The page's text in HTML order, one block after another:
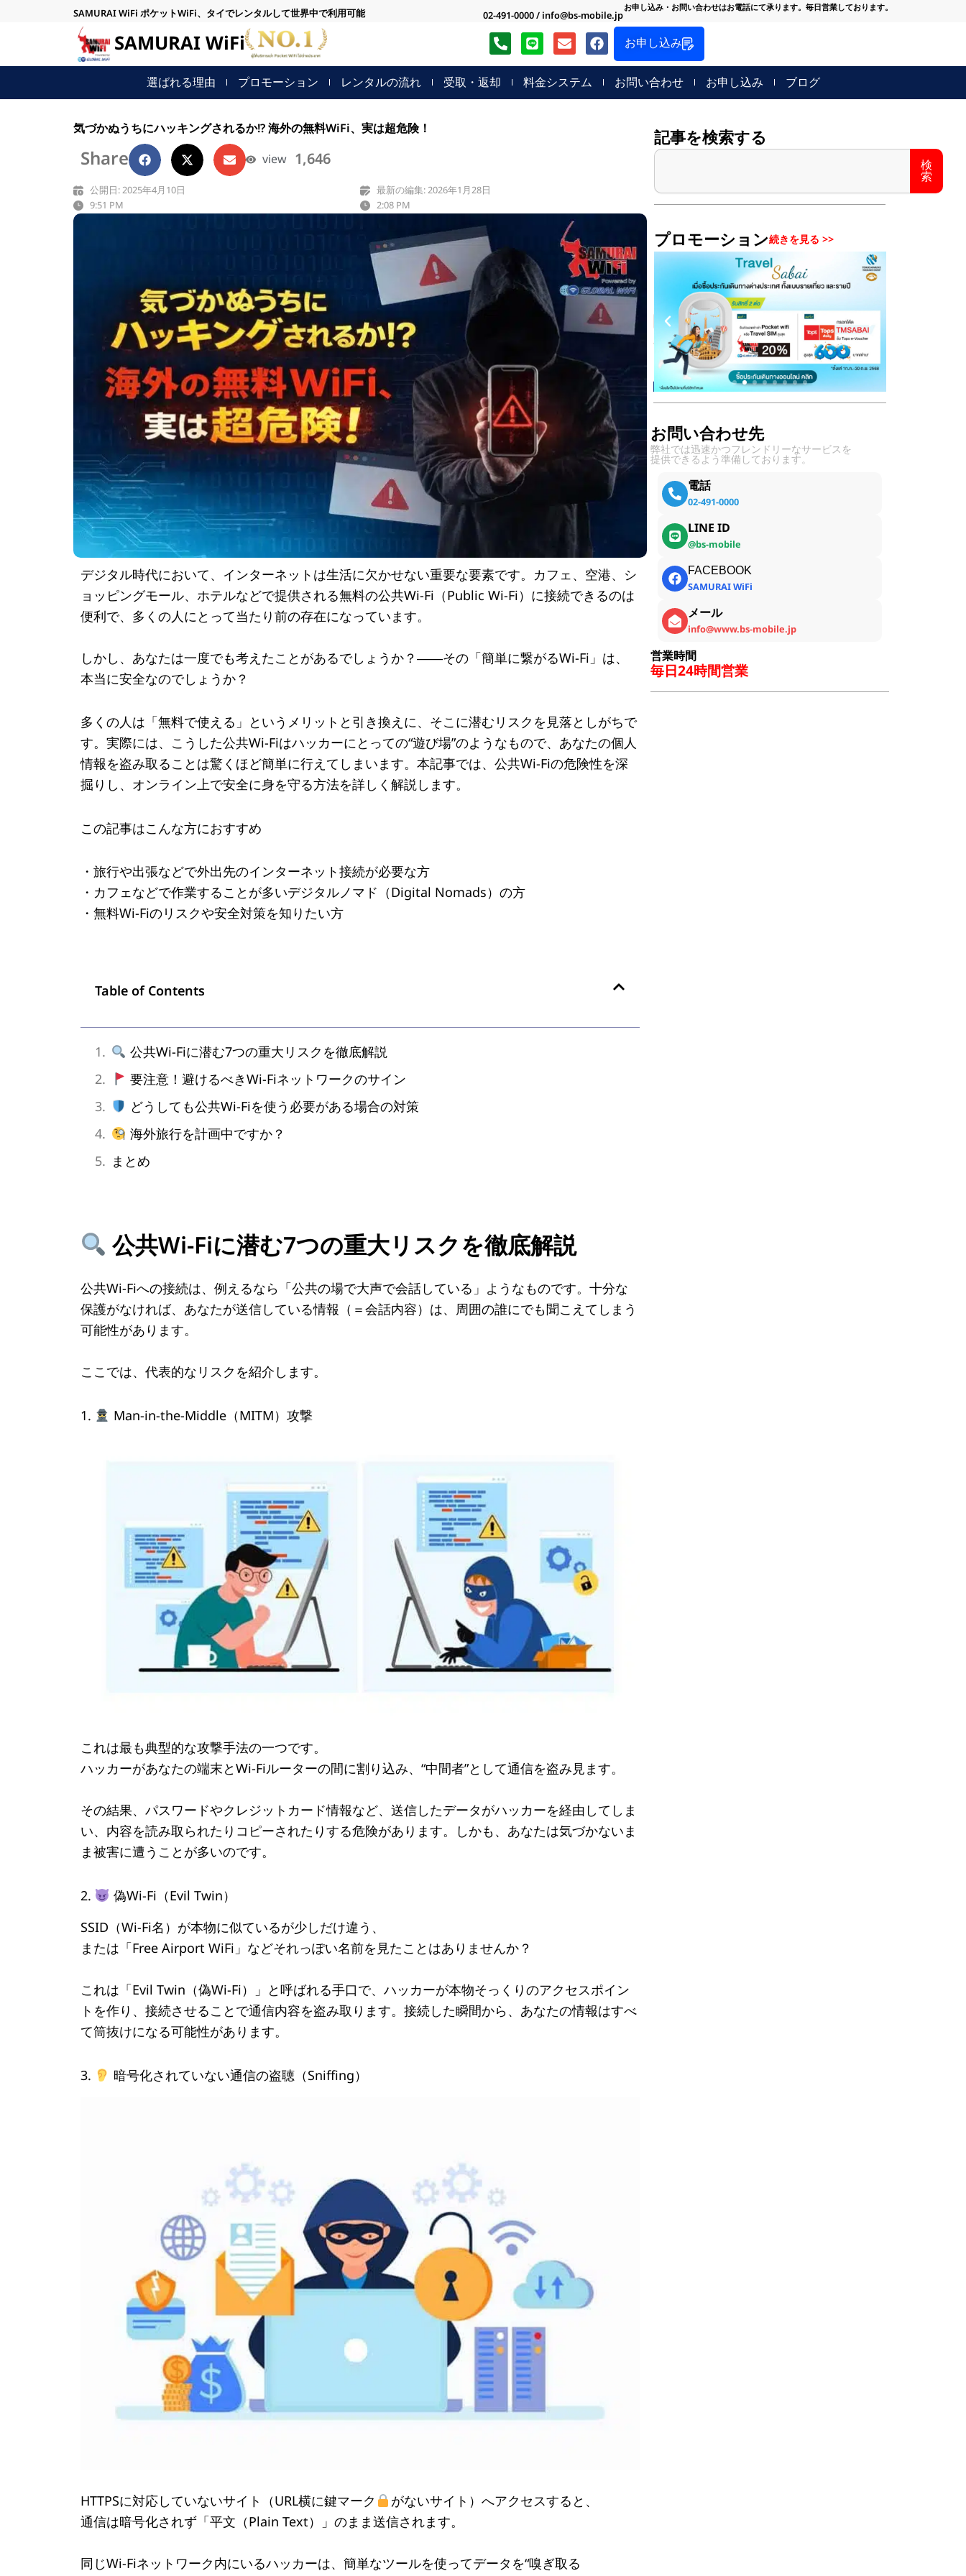
ス
ッ
SAMURAI WiFi ポケットWiFi、タイでレンタルして世界中で利用可能 お申し込み・お問い合わせはお電話にて承ります。毎日営業しております。
02-491-0000 / info@bs-mobile.jp
SAMURAI WiFi P
h
o
n
e
L
i
n
e
E
n
v
e
l
F
a
c
e
お申し込み
選ばれる理由 プロモーション レンタルの流れ 受取・返却 料金システム お問い合わせ お申し込み ブログ
気づかぬうちにハッキングされるか!? 海外の無料WiFi、実は超危険！
Share view 1,646
公開日: 2025年4月10日
9:51 PM
最新の編集: 2026年1月28日
2:08 PM
デジタル時代において、インターネットは生活に欠かせない重要な要素です。カフェ、空港、シ
ョッピングモール、ホテルなどで提供される無料の公共Wi-Fi（Public Wi-Fi）に接続できるのは
便利で、多くの人にとって当たり前の存在になっています。
しかし、あなたは一度でも考えたことがあるでしょうか？――その「簡単に繋がるWi-Fi」は、
本当に安全なのでしょうか？
多くの人は「無料で使える」というメリットと引き換えに、そこに潜むリスクを見落としがちで
す。実際には、こうした公共Wi-Fiはハッカーにとっての“遊び場”のようなもので、あなたの個人
情報を盗み取ることは驚くほど簡単に行えてしまいます。本記事では、公共Wi-Fiの危険性を深
掘りし、オンライン上で安全に身を守る方法を詳しく解説します。
この記事はこんな方におすすめ
・旅行や出張などで外出先のインターネット接続が必要な方
・カフェなどで作業することが多いデジタルノマド（Digital Nomads）の方
・無料Wi-Fiのリスクや安全対策を知りたい方
Table of Contents
公共Wi-Fiに潜む7つの重大リスクを徹底解説
要注意！避けるべきWi-Fiネットワークのサイン
どうしても公共Wi-Fiを使う必要がある場合の対策
海外旅行を計画中ですか？
まとめ
公共Wi-Fiに潜む7つの重大リスクを徹底解説
公共Wi-Fiへの接続は、例えるなら「公共の場で大声で会話している」ようなものです。十分な
保護がなければ、あなたが送信している情報（＝会話内容）は、周囲の誰にでも聞こえてしまう
可能性があります。
ここでは、代表的なリスクを紹介します。
1. Man-in-the-Middle（MITM）攻撃
これは最も典型的な攻撃手法の一つです。
ハッカーがあなたの端末とWi-Fiルーターの間に割り込み、“中間者”として通信を盗み見ます。
その結果、パスワードやクレジットカード情報など、送信したデータがハッカーを経由してしま
い、内容を読み取られたりコピーされたりする危険があります。しかも、あなたは気づかないま
ま被害に遭うことが多いのです。
2.
偽Wi-Fi（Evil Twin）
SSID（Wi-Fi名）が本物に似ているが少しだけ違う、
または「Free Airport WiFi」などそれっぽい名前を見たことはありませんか？
これは「Evil Twin（偽Wi-Fi）」と呼ばれる手口で、ハッカーが本物そっくりのアクセスポイン
トを作り、接続させることで通信内容を盗み取ります。接続した瞬間から、あなたの情報はすべ
て筒抜けになる可能性があります。
3. 暗号化されていない通信の盗聴（Sniffing）
HTTPSに対応していないサイト（URL横に鍵マーク
がないサイト）へアクセスすると、
通信は暗号化されず「平文（Plain Text）」のまま送信されます。
同じWi-Fiネットワーク内にいるハッカーは、簡単なツールを使ってデータを“嗅ぎ取る
記事を検索する
検
検
索
プロモーション続きを見る >>
お問い合わせ先
弊社では迅速かつフレンドリーなサービスを
提供できるよう準備しております。
電話
02-491-0000
LINE ID
@bs-mobile
FACEBOOK
SAMURAI WiFi
メール
info@www.bs-mobile.jp
営業時間
毎日24時間営業